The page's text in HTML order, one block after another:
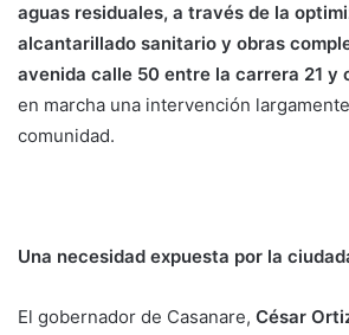
aguas residuales, a través de la
alcantarillado sanitario y obras
avenida calle 50 entre la carrera 21 y
en marcha una intervención
comunidad.
Una necesidad expuesta por la
El gobernador de Casanare, César